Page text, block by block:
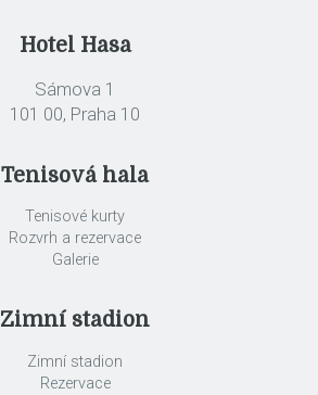
Hotel Hasa
Sámova 1
101 00, Praha 10
Tenisová hala
Tenisové kurty
Rozvrh a rezervace
Galerie
Zimní stadion
Zimní stadion
Rezervace